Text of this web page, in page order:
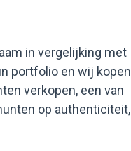
in vergelijking met
portfolio en wij kopen
verkopen, een van
op authenticiteit,